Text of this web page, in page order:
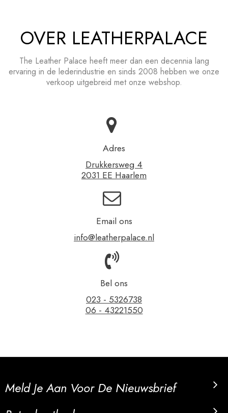
OVER LEATHERPALACE
The Leather Palace heeft meer dan een decennia lang
ervaring in de lederindustrie en sinds 2008 hebben we onze
verkoop uitgebreid met onze webshop.
Adres
Drukkersweg 4
2031 EE Haarlem
Email ons
info@leatherpalace.nl
Bel ons
023 - 5326738
06 - 43221550
Meld Je Aan Voor De Nieuwsbrief